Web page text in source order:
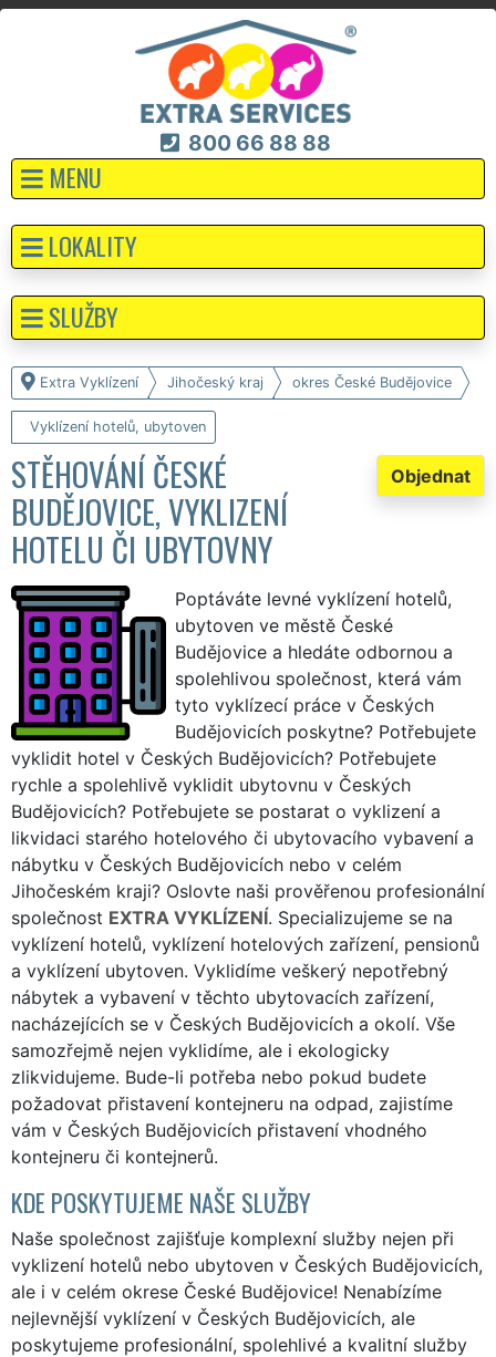
800 66 88 88
MENU
Extra Vyklízení Jihočeský kraj okres České Budějovice
Vyklízení hotelů, ubytoven
Objednat
STĚHOVÁNÍ ČESKÉ
BUDĚJOVICE, VYKLIZENÍ
HOTELU ČI UBYTOVNY
Poptáváte levné vyklízení hotelů,
ubytoven ve městě České
Budějovice a hledáte odbornou a
spolehlivou společnost, která vám
tyto vyklízecí práce v Českých
Budějovicích poskytne? Potřebujete
vyklidit hotel v Českých Budějovicích? Potřebujete
rychle a spolehlivě vyklidit ubytovnu v Českých
Budějovicích? Potřebujete se postarat o vyklizení a
likvidaci starého hotelového či ubytovacího vybavení a
nábytku v Českých Budějovicích nebo v celém
Jihočeském kraji? Oslovte naši prověřenou profesionální
společnost EXTRA VYKLÍZENÍ. Specializujeme se na
vyklízení hotelů, vyklízení hotelových zařízení, pensionů
a vyklízení ubytoven. Vyklidíme veškerý nepotřebný
nábytek a vybavení v těchto ubytovacích zařízení,
nacházejících se v Českých Budějovicích a okolí. Vše
samozřejmě nejen vyklidíme, ale i ekologicky
zlikvidujeme. Bude-li potřeba nebo pokud budete
požadovat přistavení kontejneru na odpad, zajistíme
vám v Českých Budějovicích přistavení vhodného
kontejneru či kontejnerů.
KDE POSKYTUJEME NAŠE SLUŽBY
Naše společnost zajišťuje komplexní služby nejen při
vyklizení hotelů nebo ubytoven v Českých Budějovicích,
ale i v celém okrese České Budějovice! Nenabízíme
nejlevnější vyklízení v Českých Budějovicích, ale
poskytujeme profesionální, spolehlivé a kvalitní služby
LOKALITY
SLUŽBY